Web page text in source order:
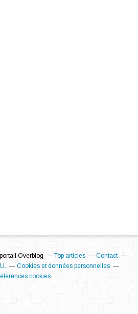
Overblog Top articles
Contact
Cookies et données personnelles
cookies